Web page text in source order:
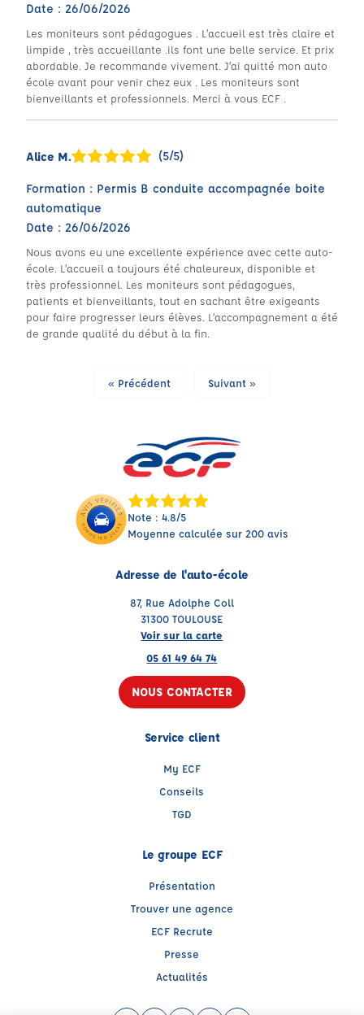
Date : 26/06/2026
Les moniteurs sont pédagogues . L’accueil est très claire et
limpide , très accueillante .ils font une belle service. Et prix
abordable. Je recommande vivement. J’ai quitté mon auto
école avant pour venir chez eux . Les moniteurs sont
bienveillants et professionnels. Merci à vous ECF .
Alice M. (5/5)
Formation : Permis B conduite accompagnée boite
automatique
Date : 26/06/2026
Nous avons eu une excellente expérience avec cette auto-
école. L’accueil a toujours été chaleureux, disponible et
très professionnel. Les moniteurs sont pédagogues,
patients et bienveillants, tout en sachant être exigeants
pour faire progresser leurs élèves. L’accompagnement a été
de grande qualité du début à la fin.
« Précédent Suivant »
Note : 4.8/5
Moyenne calculée sur 200 avis
Adresse de l'auto-école
87, Rue Adolphe Coll
31300 TOULOUSE
Voir sur la carte
05 61 49 64 74
NOUS CONTACTER
Service client
My ECF
Conseils
TGD
Le groupe ECF
Présentation
Trouver une agence
ECF Recrute
Presse
Actualités